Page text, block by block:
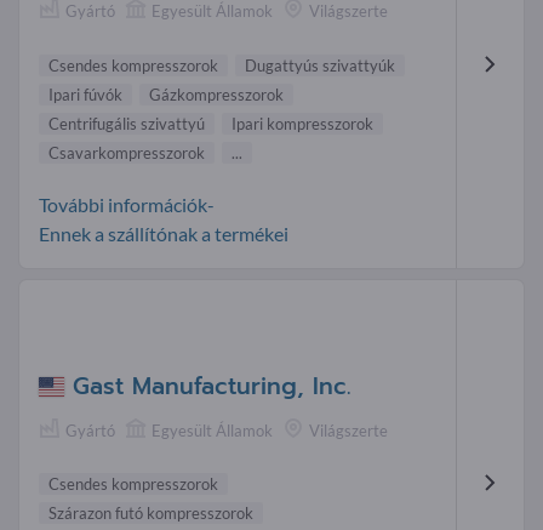
Gyártó Egyesült Államok Világszerte
Csendes kompresszorok
Dugattyús szivattyúk
Ipari fúvók
Gázkompresszorok
Centrifugális szivattyú
Ipari kompresszorok
Csavarkompresszorok
...
További információk-
Ennek a szállítónak a termékei
Gast Manufacturing, Inc.
Gyártó Egyesült Államok Világszerte
Csendes kompresszorok
Szárazon futó kompresszorok